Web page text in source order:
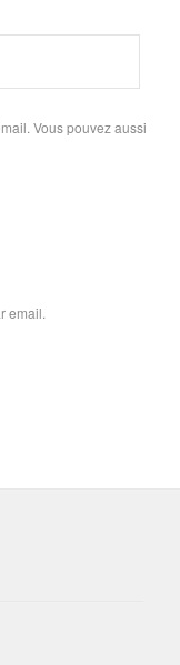
Vous pouvez aussi
email.